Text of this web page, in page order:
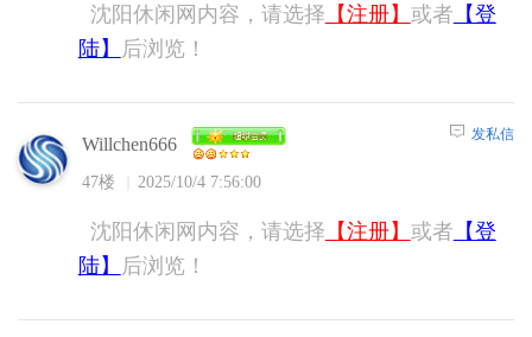
沈阳休闲网内容，请选择 【注册】 或者 【登
陆】
后浏览！
Willchen666
47楼 2025/10/4 7:56:00
发私信
沈阳休闲网内容，请选择 【注册】 或者 【登
陆】
后浏览！